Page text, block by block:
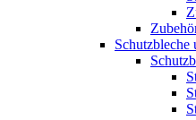
Schutzbleche